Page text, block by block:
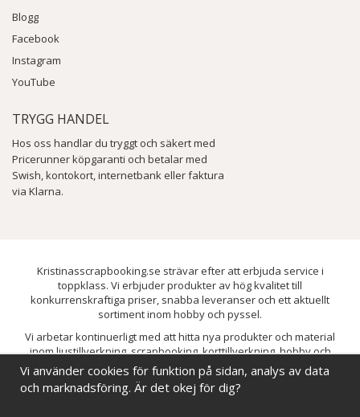
Blogg
Facebook
Instagram
YouTube
TRYGG HANDEL
Hos oss handlar du tryggt och säkert med
Pricerunner köpgaranti och betalar med
Swish, kontokort, internetbank eller faktura
via Klarna.
Kristinasscrapbooking.se strävar efter att erbjuda service i
toppklass. Vi erbjuder produkter av hög kvalitet till
konkurrenskraftiga priser, snabba leveranser och ett aktuellt
sortiment inom hobby och pyssel.
Vi arbetar kontinuerligt med att hitta nya produkter och material
inom ljustillverkning, scrapbooking, korttillverkning, hobby och
pyssel. Målet är att bredda sortimentet och löpande förbättra och
utveckla vårt utbud, så att du alltid kan hitta det du behöver hos oss.
Vi använder cookies för funktion på sidan, analys av data
och marknadsföring. Är det okej för dig?